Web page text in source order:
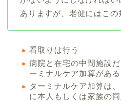
ありますが、老健にはこの
看取りは行う
病院と在宅の中間施設
ーミナルケア加算がある
ターミナルケア加算は
に本人もしくは家族の